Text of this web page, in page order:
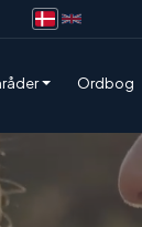
Ordbog